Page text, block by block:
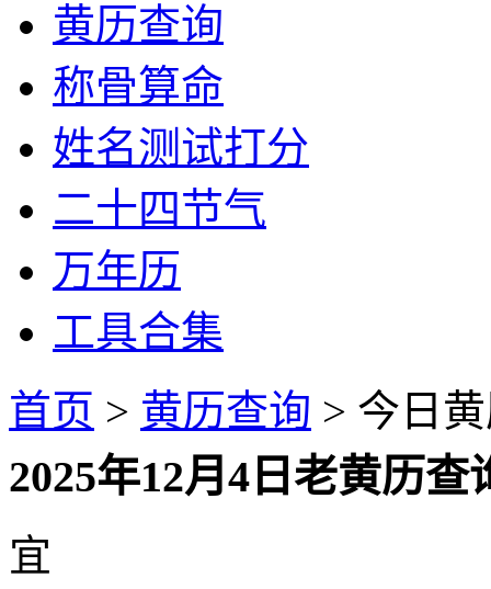
黄历查询
称骨算命
姓名测试打分
二十四节气
万年历
工具合集
首页 > 黄历查询 > 今日
2025年12月4日老黄历
宜